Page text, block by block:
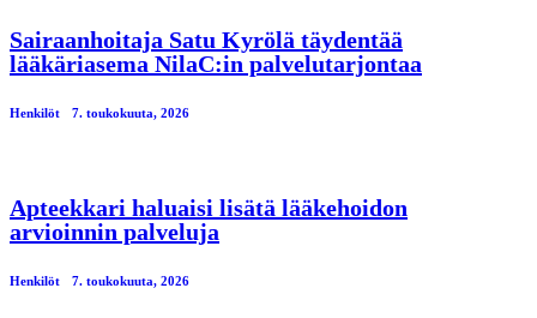
Sairaanhoitaja Satu Kyrölä täydentää
lääkäriasema NilaC:in palvelutarjontaa
Henkilöt 7. toukokuuta, 2026
Apteekkari haluaisi lisätä lääkehoidon
arvioinnin palveluja
Henkilöt 7. toukokuuta, 2026